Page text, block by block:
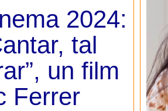
2024:
tal
un film
Ferrer